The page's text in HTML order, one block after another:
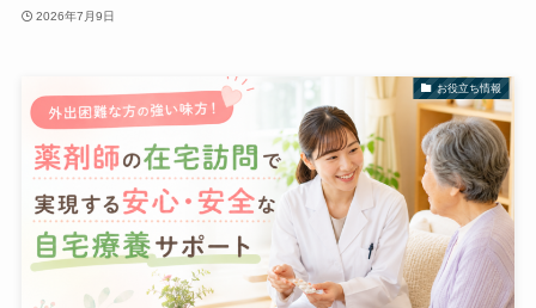
2026年7月9日
お役立ち情報